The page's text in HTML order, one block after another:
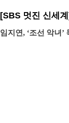
[SBS 멋진 신세
임지연, ‘조선 악녀’